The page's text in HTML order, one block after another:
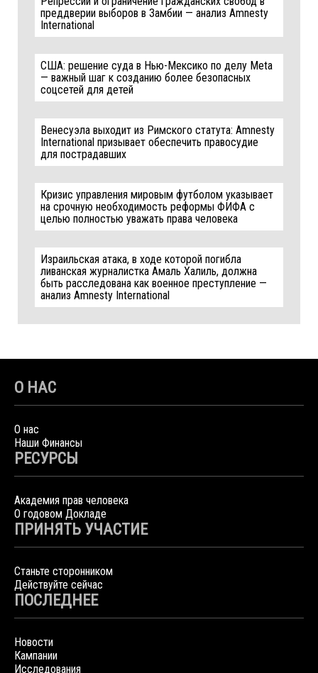
преддверии выборов в Замбии — анализ Amnesty
International
США: решение суда в Нью-Мексико по делу Meta
— важный шаг к созданию более безопасных
соцсетей для детей
Венесуэла выходит из Римского статута: Amnesty
International призывает обеспечить правосудие
для пострадавших
Кризис управления мировым футболом указывает
на срочную необходимость реформы ФИФА с
целью полностью уважать права человека
Израильская атака, в ходе которой погибла
ливанская журналистка Амаль Халиль, должна
быть расследована как военное преступление —
анализ Amnesty International
О НАС
О нас
Наши Финансы
РЕСУРСЫ
Академия прав человека
О годовом Докладе
ПРИНЯТЬ УЧАСТИЕ
Станьте сторонником
Действуйте сейчас
ПОСЛЕДНЕЕ
Новости
Кампании
Исследования